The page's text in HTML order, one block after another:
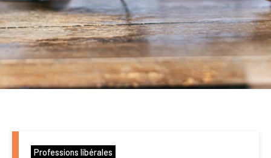
Professions libérales